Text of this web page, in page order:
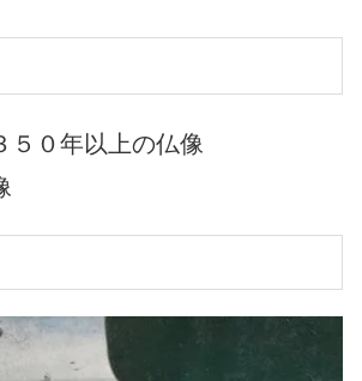
５０年以上の仏像